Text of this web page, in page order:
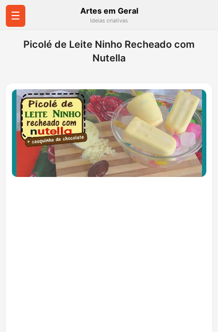
☰ Artes em Geral
Ideias criativas
Picolé de Leite Ninho Recheado com
Nutella